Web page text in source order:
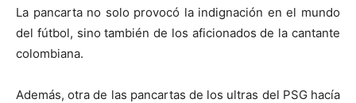
La pancarta no solo provocó la indignación en el mundo
del fútbol, sino también de los aficionados de la cantante
colombiana.
Además, otra de las pancartas de los ultras del PSG hacía